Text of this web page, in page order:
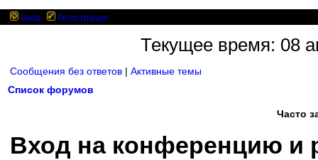
Вход Регистрация
Текущее время: 08
Сообщения без ответов | Активные темы
Список форумов
Часто
Вход на конференцию и